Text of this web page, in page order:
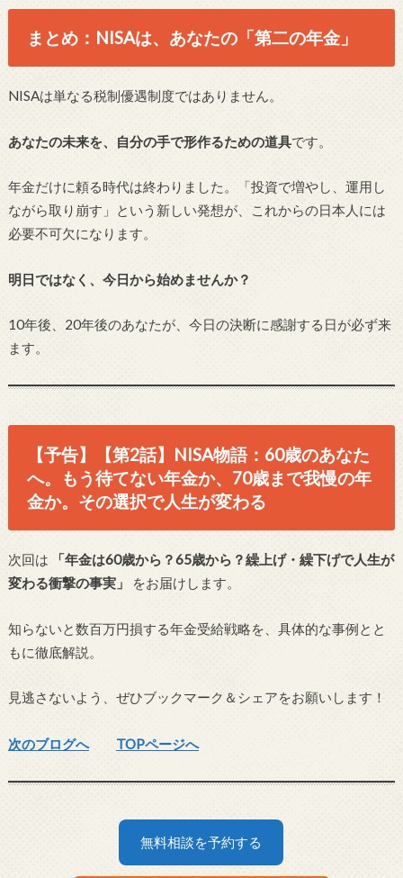
まとめ：NISAは、あなたの「第二の年金」
NISAは単なる税制優遇制度ではありません。
あなたの未来を、自分の手で形作るための道具です。
年金だけに頼る時代は終わりました。「投資で増やし、運用し
ながら取り崩す」という新しい発想が、これからの日本人には
必要不可欠になります。
明日ではなく、今日から始めませんか？
10年後、20年後のあなたが、今日の決断に感謝する日が必ず来
ます。
【予告】【第2話】NISA物語：60歳のあなた
へ。もう待てない年金か、70歳まで我慢の年
金か。その選択で人生が変わる
次回は
「年金は60歳から？65歳から？繰上げ・繰下げで人生が
変わる衝撃の事実」
をお届けします。
知らないと数百万円損する年金受給戦略を、具体的な事例とと
もに徹底解説。
見逃さないよう、ぜひブックマーク＆シェアをお願いします！
次のブログへ TOPページへ
無料相談を予約する